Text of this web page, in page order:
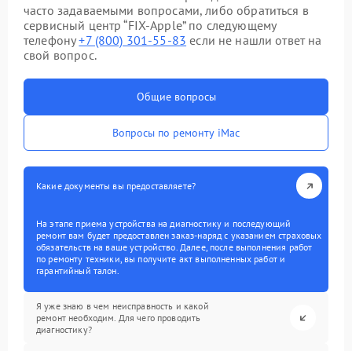
часто задаваемыми вопросами, либо обратиться в
сервисный центр “FIX-Apple” по следующему
телефону+7 (800) 301-55-83 если не нашли ответ на
свой вопрос.
Общие вопросы
Вопросы по ремонту iMac
Какие документы вы предоставляете?
На этапе приема устройства на диагностику и последующий
ремонт вам будет предоставлен заказ-наряд с указанием страховых
обязательств на ваше устройство. Далее, после выполнения работ
по ремонту техники, вы получите акт выполненных работ и
гарантийный талон.
Я уже знаю в чем неисправность и какой
ремонт необходим. Для чего проводить
диагностику?